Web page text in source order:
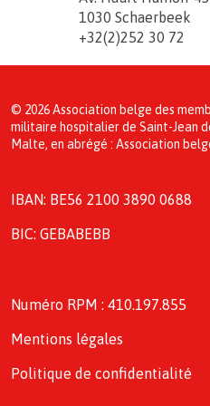
1030 Schaerbeek
+32(2)252 30 72
© 2026 Association belge des
militaire hospitalier de Saint-Jean
Malte, en abrégé : Association
IBAN: BE56 2100 3890 0688
BIC: GEBABEBB
Numéro RPM : 410.197.855
Mentions légales
Politique de confidentialité